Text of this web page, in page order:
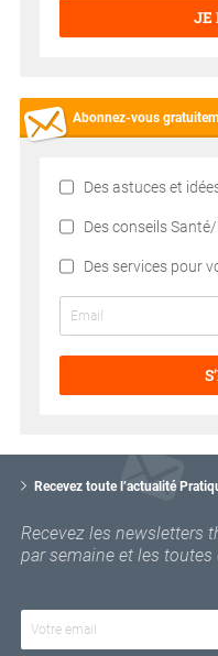
JE
Abonnez-vous
Des astuces et
Des conseils
Des services pour
Recevez toute l’actualité
Recevez les newsletters
par semaine et les
o
r
e
e